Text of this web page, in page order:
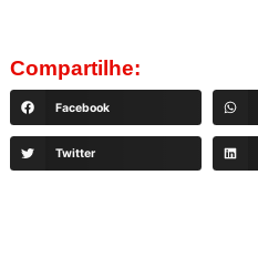
Compartilhe:
Facebook
Twitter